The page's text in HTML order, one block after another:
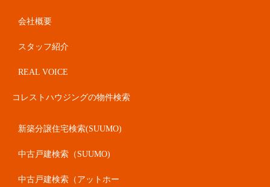
会社概要
スタッフ紹介
REAL VOICE
コレストハウジングの物件検索
新築分譲住宅検索(SUUMO)
中古戸建検索（SUUMO)
中古戸建検索（アットホー